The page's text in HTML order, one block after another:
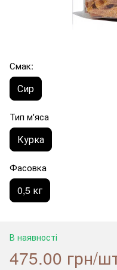
Смак:
Сир
Тип м'яса
Курка
Фасовка
0,5 кг
В наявності
475.00 грн/